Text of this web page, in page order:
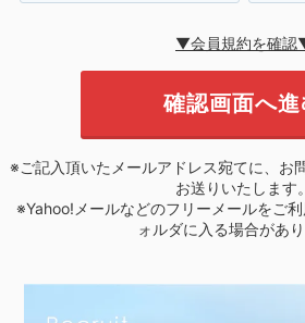
▼会員規約を確
※ご記入頂いたメールアドレス宛てに、お
お送りいたします。
※Yahoo!メールなどのフリーメールをご
ォルダに入る場合があり